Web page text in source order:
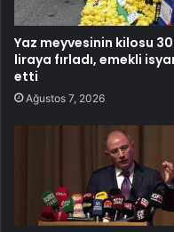
Yaz meyvesinin kilosu
liraya fırladı, emekli
etti
Ağustos 7, 2026